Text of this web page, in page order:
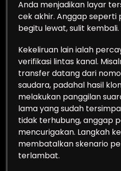
Anda menjadikan layar
cek akhir. Anggap seperti
begitu lewat, sulit kembali.
Kekeliruan lain ialah
verifikasi lintas kanal.
transfer datang dari
saudara, padahal hasil
melakukan panggilan
lama yang sudah
tidak terhubung, anggap
mencurigakan. Langkah
membatalkan skenario
terlambat.